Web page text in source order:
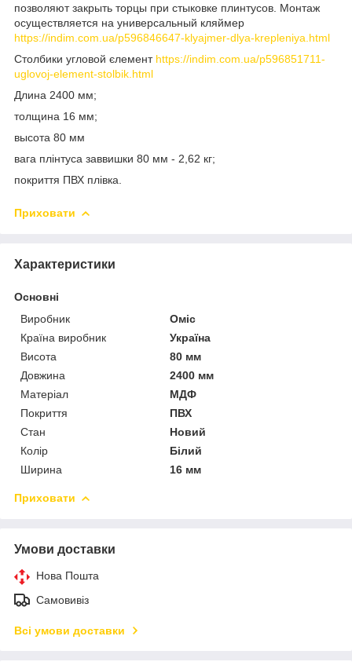
позволяют закрыть торцы при стыковке плинтусов. Монтаж
осуществляется на универсальный кляймер
https://indim.com.ua/p596846647-klyajmer-dlya-krepleniya.html
Столбики угловой єлемент https://indim.com.ua/p596851711-
uglovoj-element-stolbik.html
Длина 2400 мм;
толщина 16 мм;
высота 80 мм
вага плінтуса заввишки 80 мм - 2,62 кг;
покриття ПВХ плівка.
Приховати
Характеристики
Основні
Виробник
Оміс
Країна виробник
Україна
Висота
80 мм
Довжина
2400 мм
Матеріал
МДФ
Покриття
ПВХ
Стан
Новий
Колір
Білий
Ширина
16 мм
Приховати
Умови доставки
Нова Пошта
Самовивіз
Всі умови доставки